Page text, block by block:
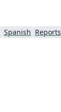
Spanish Reports